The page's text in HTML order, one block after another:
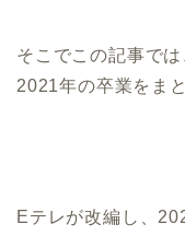
そこでこの記事で
2021年の卒業をま
Eテレが改編し、